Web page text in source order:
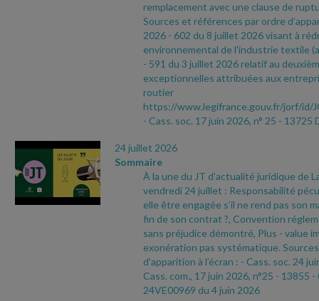
remplacement avec une clause de
Sources et références par ordre
2026 - 602 du 8 juillet 2026 visant à
environnemental de l'industrie textile
- 591 du 3 juillet 2026 relatif au
exceptionnelles attribuées aux
routier
https://www.legifrance.gouv.fr/jorf/id/
- Cass. soc. 17 juin 2026, n° 25 - 13725
24 juillet 2026
Sommaire
À la une du JT d’actualité juridique de
vendredi 24 juillet : Responsabilité
elle être engagée s’il ne rend pas son
fin de son contrat ?, Convention
sans préjudice démontré, Plus - value
exonération pas systématique.
d’apparition à l’écran : - Cass. soc. 24
Cass. com., 17 juin 2026, n°25 - 13855 -
24VE00969 du 4 juin 2026